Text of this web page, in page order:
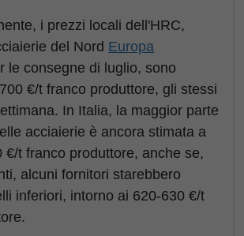
i prezzi locali dell'HRC,
del Nord Europa
le consegne di luglio, sono
€/t franco produttore, gli stessi
In Italia, la maggior parte
acciaierie è ancora stimata a
€/t franco produttore, anche se,
alcuni fornitori starebbero
inferiori, intorno ai 620-630 €/t